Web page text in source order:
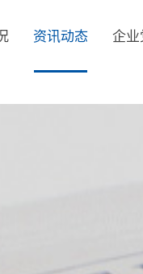
资讯动态 企业